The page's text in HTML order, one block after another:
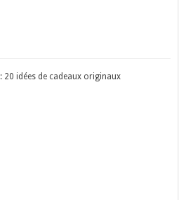
20 idées de cadeaux originaux